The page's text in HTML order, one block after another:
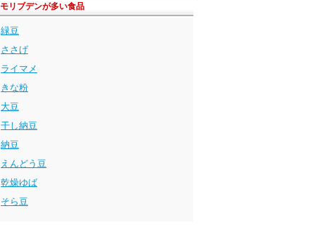
モリブデンが多い食品
緑豆
ささげ
ライマメ
きな粉
大豆
干し納豆
納豆
えんどう豆
乾燥ゆば
そら豆